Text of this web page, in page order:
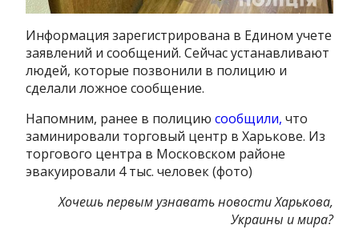
Информация зарегистрирована в Едином учете
заявлений и сообщений. Сейчас устанавливают
людей, которые позвонили в полицию и
сделали ложное сообщение.
Напомним, ранее в полициюсообщили, что
заминировали торговый центр в Харькове. Из
торгового центра в Московском районе
эвакуировали 4 тыс. человек (фото)
Хочешь первым узнавать новости Харькова,
Украины и мира?